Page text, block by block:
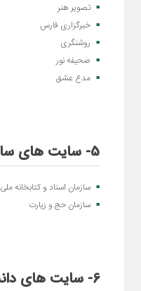
تصویر هنر
خبرگزاری فارس
روشنگری
صحیفه نور
مدع عشق
5- سایت های سازمانها
سازمان اسناد و کتابخانه ملی
سازمان حج و زیارت
6- سایت های دانشگاه ها